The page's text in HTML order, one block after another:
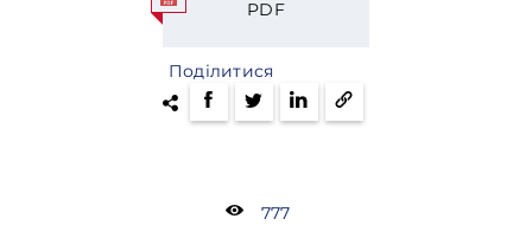
PDF
Поділитися
777